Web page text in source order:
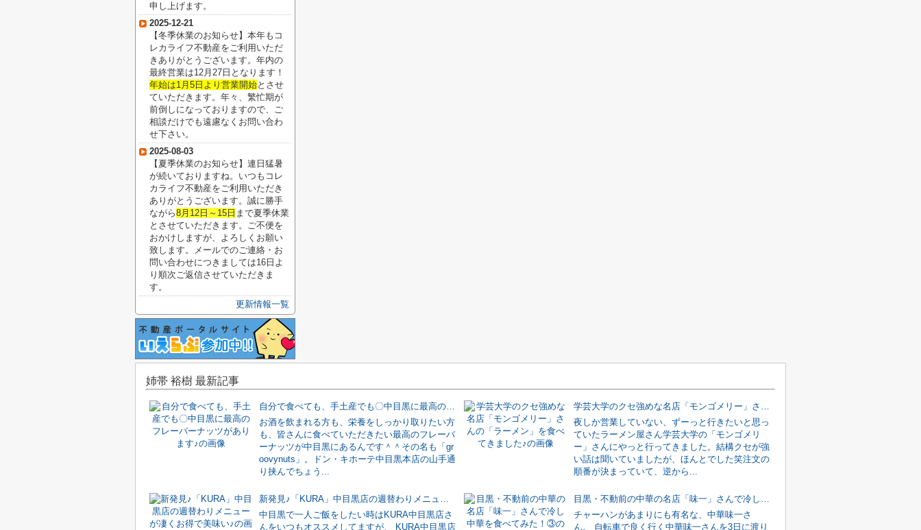
申し上げます。
2025-12-21
【冬季休業のお知らせ】本年もコ
レカライフ不動産をご利用いただ
きありがとうございます。年内の
最終営業は12月27日となります！
年始は1月5日より営業開始とさせ
ていただきます。年々、繁忙期が
前倒しになっておりますので、ご
相談だけでも遠慮なくお問い合わ
せ下さい。
2025-08-03
【夏季休業のお知らせ】連日猛暑
が続いておりますね。いつもコレ
カライフ不動産をご利用いただき
ありがとうございます。誠に勝手
ながら8月12日～15日 まで夏季休業
とさせていただきます。ご不便を
おかけしますが、よろしくお願い
致します。メールでのご連絡・お
問い合わせにつきましては16日よ
り順次ご返信させていただきま
す。
更新情報一覧
姉帯 裕樹 最新記事
自分で食べても、手土産でも〇中目黒に最高のフレーバーナッツがあります♪
お酒を飲まれる方も、栄養をしっかり取りたい方
も、皆さんに食べていただきたい最高のフレーバ
ーナッツが中目黒にあるんです＾＾その名も「gr
oovynuts」。ドン・キホーテ中目黒本店の山手通
り挟んでちょう...
学芸大学のクセ強めな名店「モンゴメリー」さんの「ラーメン」を食べてきました♪
夜しか営業していない、ずーっと行きたいと思っ
ていたラーメン屋さん学芸大学の「モンゴメリ
ー」さんにやっと行ってきました。結構クセが強
い話は聞いていましたが、ほんとでした笑注文の
順番が決まっていて、逆から...
新発見♪「KURA」中目黒店の週替わりメニューが凄くお得で美味い♪
中目黒で一人ご飯をしたい時はKURA中目黒店さ
んをいつもオススメしてますが、 KURA中目黒店
目黒・不動前の中華の名店「味一」さんで冷し中華を食べてみた！③
チャーハンがあまりにも有名な、中華味一さ
ん。 自転車で良く行く中華味一さんを3日に渡り